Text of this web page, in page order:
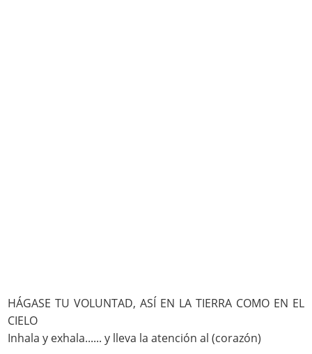
HÁGASE TU VOLUNTAD, ASÍ EN LA TIERRA COMO EN EL
CIELO
Inhala y exhala...... y lleva la atención al (corazón)